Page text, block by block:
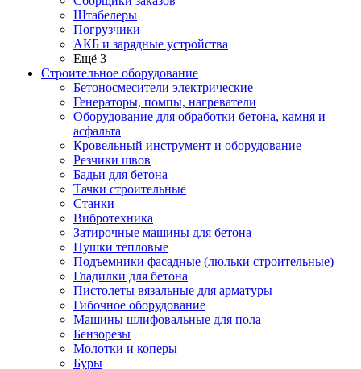
Штабелеры
Погрузчики
АКБ и зарядные устройства
Ещё 3
Строительное оборудование
Бетоносмесители электрические
Генераторы, помпы, нагреватели
Оборудование для обработки бетона, камня и
асфальта
Кровельный инструмент и оборудование
Резчики швов
Бадьи для бетона
Тачки строительные
Станки
Вибротехника
Затирочные машины для бетона
Пушки тепловые
Подъемники фасадные (люльки строительные)
Гладилки для бетона
Пистолеты вязальные для арматуры
Гибочное оборудование
Машины шлифовальные для пола
Бензорезы
Молотки и коперы
Буры